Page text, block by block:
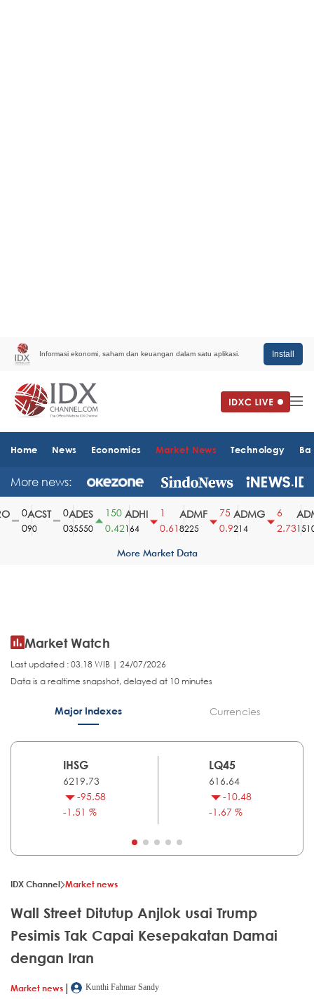
Informasi ekonomi, saham dan keuangan dalam satu aplikasi. Install
Home News Economics Market News Technology
More news:
ACST
90
ADES
35550
150
0.42
ADHI
164
0.61
ADMF
8225
75
0.9
ADMG
214
2.731510
More Market Data
Market Watch
Last updated : 03.18 WIB | 24/07/2026
Data is a realtime snapshot, delayed at 10 minutes
Major Indexes Currencies
IHSG
6219.73
-95.58
-1.51 %
LQ45
616.64
-10.48
-1.67 %
IDX Channel Market news
Wall Street Ditutup Anjlok usai Trump
Pesimis Tak Capai Kesepakatan Damai
dengan Iran
Market news |
Kunthi Fahmar Sandy